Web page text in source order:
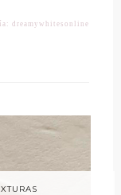
dreamywhitesonline